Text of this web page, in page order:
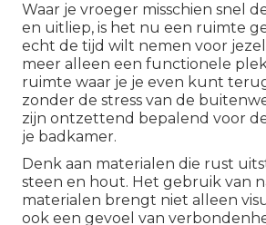
Waar je vroeger misschien snel
en uitliep, is het nu een ruimte
echt de tijd wilt nemen voor
meer alleen een functionele
ruimte waar je je even kunt
zonder de stress van de
zijn ontzettend bepalend voor
je badkamer.
Denk aan materialen die rust
steen en hout. Het gebruik van
materialen brengt niet alleen
ook een gevoel van